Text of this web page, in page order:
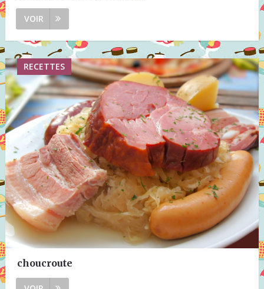
VOIR
RECETTES
choucroute